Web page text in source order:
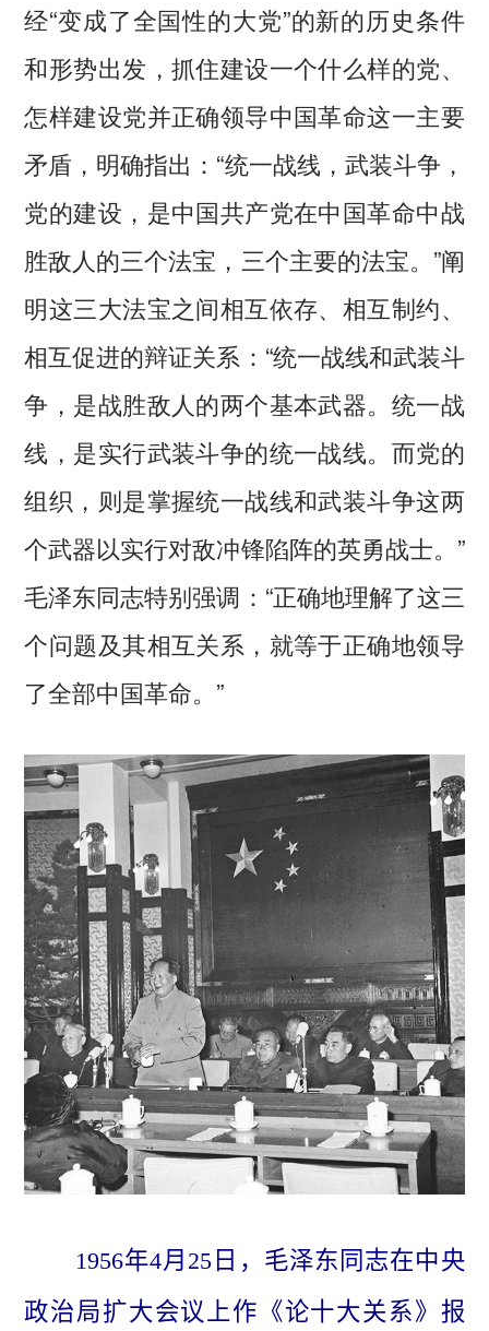
经“变成了全国性的大党”的新的历史条件
和形势出发，抓住建设一个什么样的党、
怎样建设党并正确领导中国革命这一主要
矛盾，明确指出：“统一战线，武装斗争，
党的建设，是中国共产党在中国革命中战
胜敌人的三个法宝，三个主要的法宝。”阐
明这三大法宝之间相互依存、相互制约、
相互促进的辩证关系：“统一战线和武装斗
争，是战胜敌人的两个基本武器。统一战
线，是实行武装斗争的统一战线。而党的
组织，则是掌握统一战线和武装斗争这两
个武器以实行对敌冲锋陷阵的英勇战士。”
毛泽东同志特别强调：“正确地理解了这三
个问题及其相互关系，就等于正确地领导
了全部中国革命。”
1956年4月25日，毛泽东同志在中央
政治局扩大会议上作《论十大关系》报